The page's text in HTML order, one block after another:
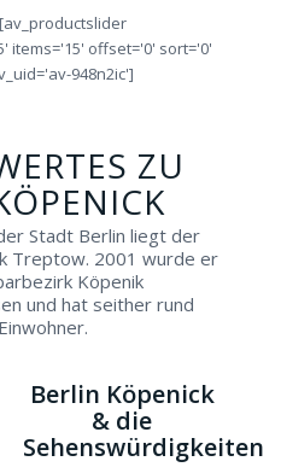
[av_productslider
items='15' offset='0' sort='0'
948n2ic']
ZU
Stadt Berlin liegt der
Treptow. 2001 wurde er
Köpenik
und hat seither rund
Berlin Köpenick
& die
Sehenswürdigkeiten